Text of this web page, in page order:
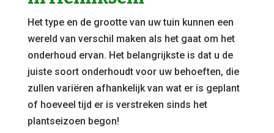
Het type en de grootte van uw tuin kunnen een
wereld van verschil maken als het gaat om het
onderhoud ervan. Het belangrijkste is dat u de
juiste soort onderhoudt voor uw behoeften, die
zullen variëren afhankelijk van wat er is geplant
of hoeveel tijd er is verstreken sinds het
plantseizoen begon!